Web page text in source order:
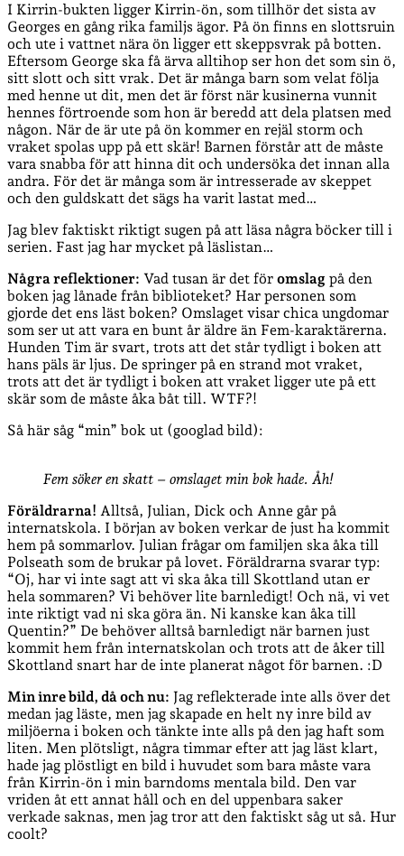
I Kirrin-bukten ligger Kirrin-ön, som tillhör det sista av
Georges en gång rika familjs ägor. På ön finns en slottsruin
och ute i vattnet nära ön ligger ett skeppsvrak på botten.
Eftersom George ska få ärva alltihop ser hon det som sin ö,
sitt slott och sitt vrak. Det är många barn som velat följa
med henne ut dit, men det är först när kusinerna vunnit
hennes förtroende som hon är beredd att dela platsen med
någon. När de är ute på ön kommer en rejäl storm och
vraket spolas upp på ett skär! Barnen förstår att de måste
vara snabba för att hinna dit och undersöka det innan alla
andra. För det är många som är intresserade av skeppet
och den guldskatt det sägs ha varit lastat med…
Jag blev faktiskt riktigt sugen på att läsa några böcker till i
serien. Fast jag har mycket på läslistan…
Några reflektioner: Vad tusan är det för omslag på den
boken jag lånade från biblioteket? Har personen som
gjorde det ens läst boken? Omslaget visar chica ungdomar
som ser ut att vara en bunt år äldre än Fem-karaktärerna.
Hunden Tim är svart, trots att det står tydligt i boken att
hans päls är ljus. De springer på en strand mot vraket,
trots att det är tydligt i boken att vraket ligger ute på ett
skär som de måste åka båt till. WTF?!
Så här såg “min” bok ut (googlad bild):
Fem söker en skatt – omslaget min bok hade. Åh!
Föräldrarna! Alltså, Julian, Dick och Anne går på
internatskola. I början av boken verkar de just ha kommit
hem på sommarlov. Julian frågar om familjen ska åka till
Polseath som de brukar på lovet. Föräldrarna svarar typ:
“Oj, har vi inte sagt att vi ska åka till Skottland utan er
hela sommaren? Vi behöver lite barnledigt! Och nä, vi vet
inte riktigt vad ni ska göra än. Ni kanske kan åka till
Quentin?” De behöver alltså barnledigt när barnen just
kommit hem från internatskolan och trots att de åker till
Skottland snart har de inte planerat något för barnen. :D
Min inre bild, då och nu: Jag reflekterade inte alls över det
medan jag läste, men jag skapade en helt ny inre bild av
miljöerna i boken och tänkte inte alls på den jag haft som
liten. Men plötsligt, några timmar efter att jag läst klart,
hade jag plöstligt en bild i huvudet som bara måste vara
från Kirrin-ön i min barndoms mentala bild. Den var
vriden åt ett annat håll och en del uppenbara saker
verkade saknas, men jag tror att den faktiskt såg ut så. Hur
coolt?